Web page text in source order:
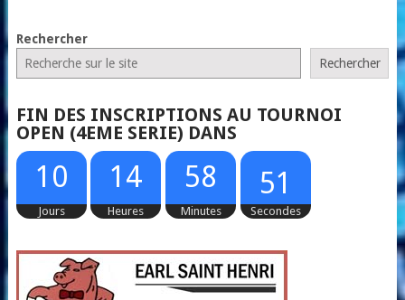
Rechercher
Rechercher
FIN DES INSCRIPTIONS AU TOURNOI
OPEN (4EME SERIE) DANS
10
Jours
14
Heures
58
Minutes
51
50
Secondes